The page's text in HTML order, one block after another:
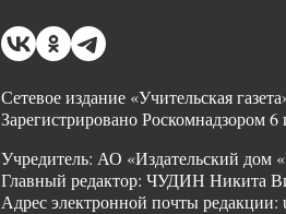
Сетевое издание «Учительская
Зарегистрировано Роскомнадзором
Учредитель: АО «Издательский дом
Главный редактор: ЧУДИН Никита
Адрес электронной почты редакции: